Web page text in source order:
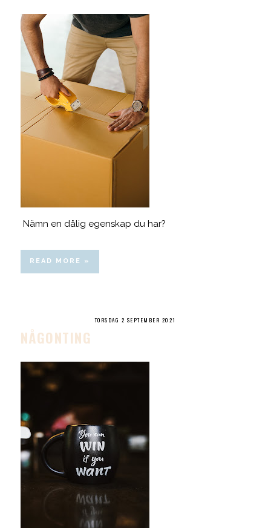
Nämn en dålig egenskap du har?
READ MORE »
TORSDAG 2 SEPTEMBER 2021
NÅGONTING